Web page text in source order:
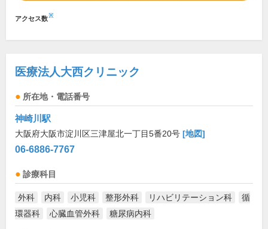
アクセス数※
医療法人大西クリニック
所在地・電話番号
神崎川駅
大阪府大阪市淀川区三津屋北一丁目5番20号 [地図]
06-6886-7767
診療科目
外科 内科 小児科 整形外科 リハビリテーション科
循
環器科
心臓血管外科 糖尿病内科